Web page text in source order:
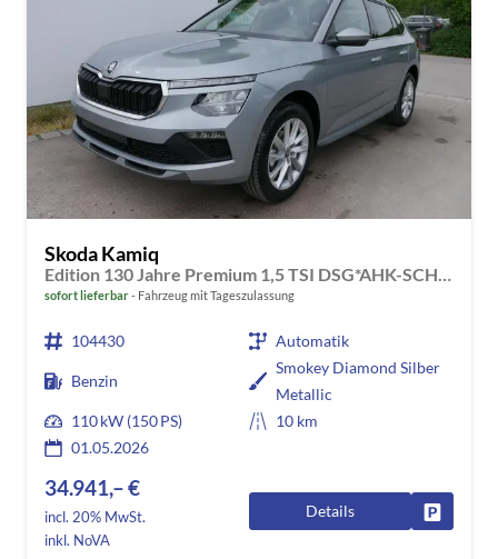
Skoda Kamiq
Edition 130 Jahre Premium 1,5 TSI DSG*AHK-SCHWENKBAR*PDC*LED*KAMERA*SHZ*TEMPOMAT
sofort lieferbar Fahrzeug mit Tageszulassung
104430 Automatik
Benzin
Smokey Diamond Silber
Metallic
110 kW (150 PS)
10 km
01.05.2026
34.941,– €
incl. 20% MwSt.
inkl. NoVA
Details